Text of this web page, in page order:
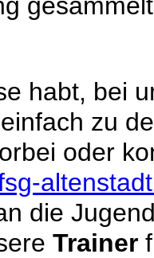
habt, bei
zu
oder
die
Trainer